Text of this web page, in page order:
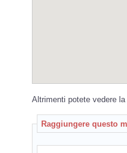
Altrimenti potete vedere la
Raggiungere questo